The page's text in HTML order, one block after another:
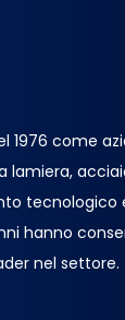
1976 come
lamiera,
tecnologico
hanno
nel settore.